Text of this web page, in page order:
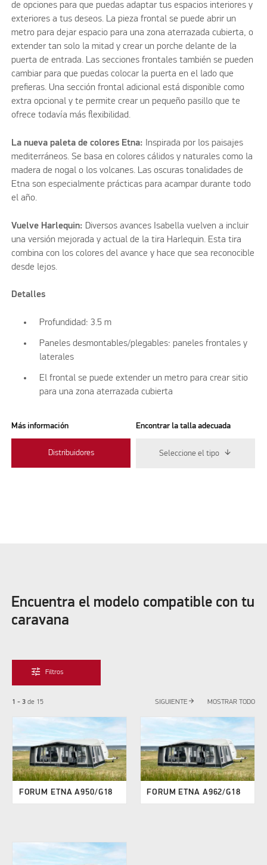
de opciones para que puedas adaptar tus espacios interiores y
exteriores a tus deseos. La pieza frontal se puede abrir un
metro para dejar espacio para una zona aterrazada cubierta, o
extender tan solo la mitad y crear un porche delante de la
puerta de entrada. Las secciones frontales también se pueden
cambiar para que puedas colocar la puerta en el lado que
prefieras. Una sección frontal adicional está disponible como
extra opcional y te permite crear un pequeño pasillo que te
ofrece todavía más flexibilidad.
La nueva paleta de colores Etna: Inspirada por los paisajes
mediterráneos. Se basa en colores cálidos y naturales como la
madera de nogal o los volcanes. Las oscuras tonalidades de
Etna son especialmente prácticas para acampar durante todo
el año.
Vuelve Harlequin: Diversos avances Isabella vuelven a incluir
una versión mejorada y actual de la tira Harlequin. Esta tira
combina con los colores del avance y hace que sea reconocible
desde lejos.
Detalles
Profundidad: 3.5 m
Paneles desmontables/plegables: paneles frontales y
laterales
El frontal se puede extender un metro para crear sitio
para una zona aterrazada cubierta
Más información
Distribuidores
Encontrar la talla adecuada
Seleccione el tipo
Encuentra el modelo compatible con tu
caravana
tune Filtros
1 - 3de 15 SIGUIENTE arrow_forward MOSTRAR TODO
FORUM ETNA A950/G18 FORUM ETNA A962/G18